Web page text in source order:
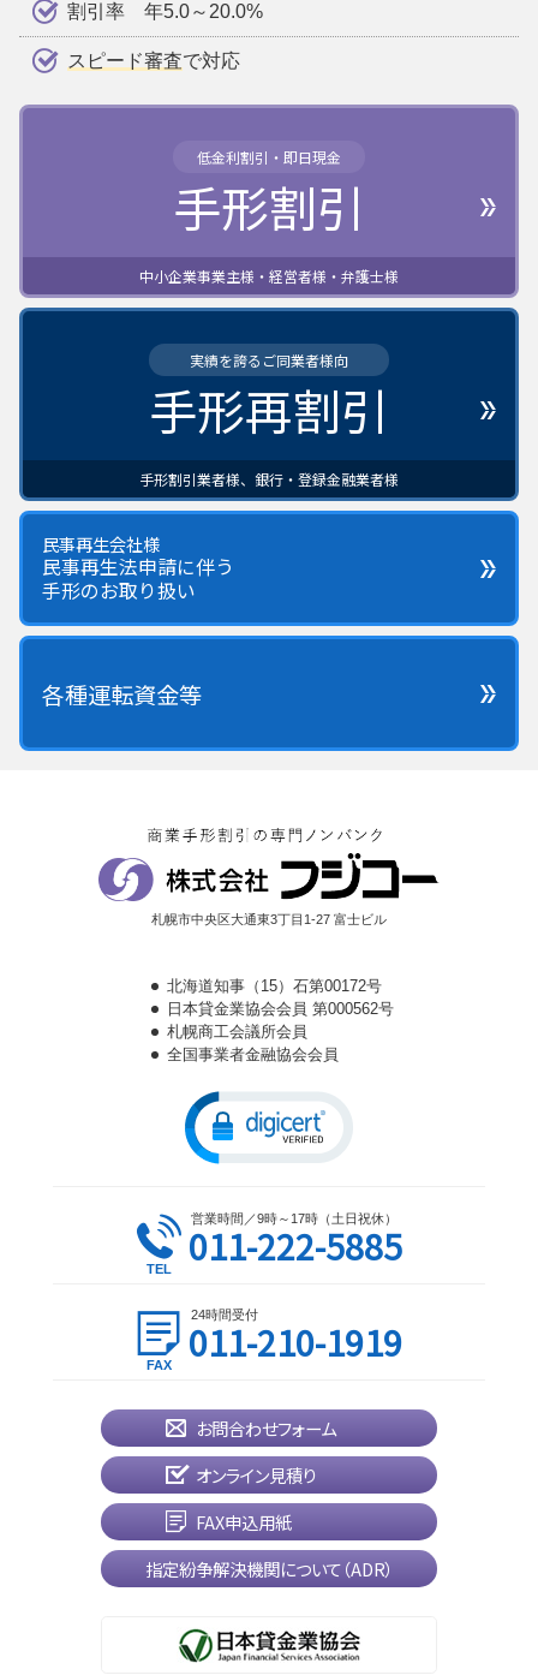
割引率 年5.0～20.0%
スピード審査で対応
低金利割引・即日現金
手形割引
中小企業事業主様・経営者様・弁護士様
実績を誇るご同業者様向
手形再割引
手形割引業者様、銀行・登録金融業者様
民事再生会社様
民事再生法申請に伴う
手形のお取り扱い
各種運転資金等
札幌市中央区大通東3丁目1-27 富士ビル
北海道知事（15）石第00172号
日本貸金業協会会員 第000562号
札幌商工会議所会員
全国事業者金融協会会員
営業時間／9時～17時（土日祝休）
011-222-5885
24時間受付
011-210-1919
お問合わせフォーム
オンライン見積り
FAX申込用紙
指定紛争解決機関について（ADR）